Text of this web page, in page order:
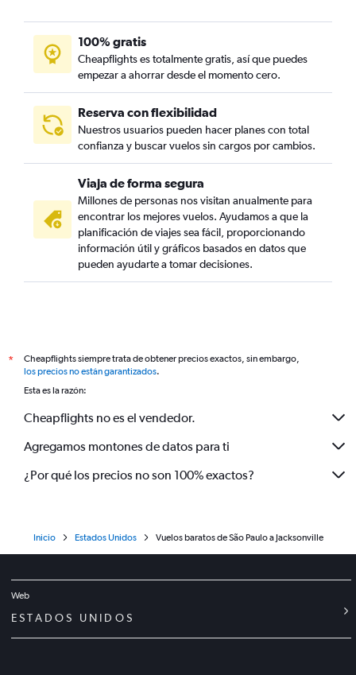
100% gratis
Cheapflights es totalmente gratis, así que puedes
empezar a ahorrar desde el momento cero.
Reserva con flexibilidad
Nuestros usuarios pueden hacer planes con total
confianza y buscar vuelos sin cargos por cambios.
Viaja de forma segura
Millones de personas nos visitan anualmente para
encontrar los mejores vuelos. Ayudamos a que la
planificación de viajes sea fácil, proporcionando
información útil y gráficos basados en datos que
pueden ayudarte a tomar decisiones.
*
Cheapflights siempre trata de obtener precios exactos, sin embargo,
los precios no están garantizados.
Esta es la razón:
Cheapflights no es el vendedor.
Agregamos montones de datos para ti
¿Por qué los precios no son 100% exactos?
Inicio Estados Unidos Vuelos baratos de São Paulo a Jacksonville
Web
ESTADOS UNIDOS